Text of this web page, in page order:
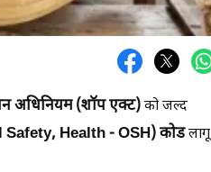
अधिनियम (शॉप एक्ट)को जल्द
Safety, Health - OSH) कोडलागू